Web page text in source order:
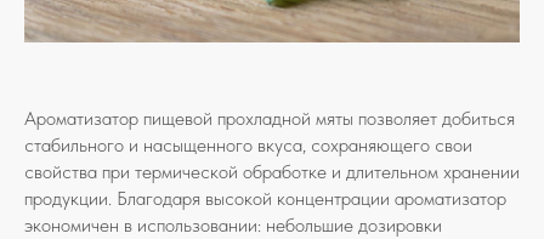
Ароматизатор пищевой прохладной мяты позволяет добиться
стабильного и насыщенного вкуса, сохраняющего свои
свойства при термической обработке и длительном хранении
продукции. Благодаря высокой концентрации ароматизатор
экономичен в использовании: небольшие дозировки